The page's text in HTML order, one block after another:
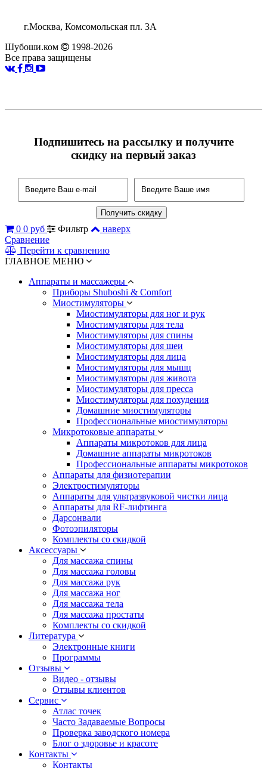
г.Москва, Комсомольская пл. 3А
Шубоши.ком
1998-2026
Все права защищены
Подпишитесь на рассылку и получите
скидку на первый заказ
0 0 руб Фильтр
наверх
Сравнение
Перейти к сравнению
ГЛАВНОЕ МЕНЮ
Аппараты и массажеры
Приборы Shuboshi & Comfort
Миостимуляторы
Миостимуляторы для ног и рук
Миостимуляторы для тела
Миостимуляторы для спины
Миостимуляторы для шеи
Миостимуляторы для лица
Миостимуляторы для мышц
Миостимуляторы для живота
Миостимуляторы для пресса
Миостимуляторы для похудения
Домашние миостимуляторы
Профессиональные миостимуляторы
Микротоковые аппараты
Аппараты микротоков для лица
Домашние аппараты микротоков
Профессиональные аппараты микротоков
Аппараты для физиотерапии
Электростимуляторы
Аппараты для ультразвуковой чистки лица
Аппараты для RF-лифтинга
Дарсонвали
Фотоэпиляторы
Комплекты со скидкой
Аксессуары
Для массажа спины
Для массажа головы
Для массажа рук
Для массажа ног
Для массажа тела
Для массажа простаты
Комплекты со скидкой
Литература
Электронные книги
Программы
Отзывы
Видео - отзывы
Отзывы клиентов
Сервис
Атлас точек
Часто Задаваемые Вопросы
Проверка заводского номера
Блог о здоровье и красоте
Контакты
Контакты